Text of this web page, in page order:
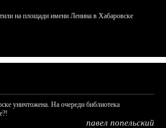
на площади имени Ленина в Хабаровске
уничтожена. На очереди библиотека
павел попельский